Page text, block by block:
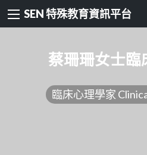
SEN 特殊教育資訊平台
蔡珊珊女士臨
臨床心理學家